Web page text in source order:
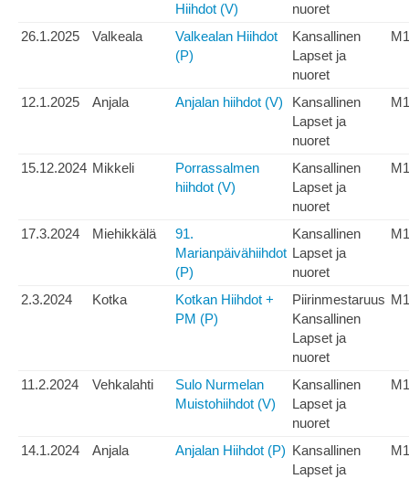
Hiihdot (V)
nuoret
26.1.2025 Valkeala
Valkealan Hiihdot
(P)
Kansallinen
Lapset ja
nuoret
12.1.2025 Anjala Anjalan hiihdot (V)
Kansallinen
Lapset ja
nuoret
15.12.2024 Mikkeli
Porrassalmen
hiihdot (V)
Kansallinen
Lapset ja
nuoret
17.3.2024 Miehikkälä
91.
Marianpäivähiihdot
(P)
Kansallinen
Lapset ja
nuoret
2.3.2024 Kotka
Kotkan Hiihdot +
PM (P)
Piirinmestaruus
Kansallinen
Lapset ja
nuoret
11.2.2024 Vehkalahti
Sulo Nurmelan
Muistohiihdot (V)
Kansallinen
Lapset ja
nuoret
14.1.2024 Anjala Anjalan Hiihdot (P) Kansallinen
Lapset ja